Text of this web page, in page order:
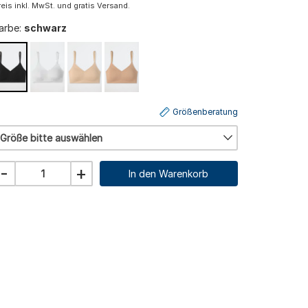
inkl. MwSt. und gratis Versand.
schwarz
Größe bitte auswählen
Größenberatung
- + In den Warenkorb